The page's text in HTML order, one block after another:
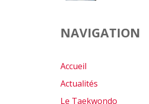
NAVIGATION
Accueil
Actualités
Le Taekwondo